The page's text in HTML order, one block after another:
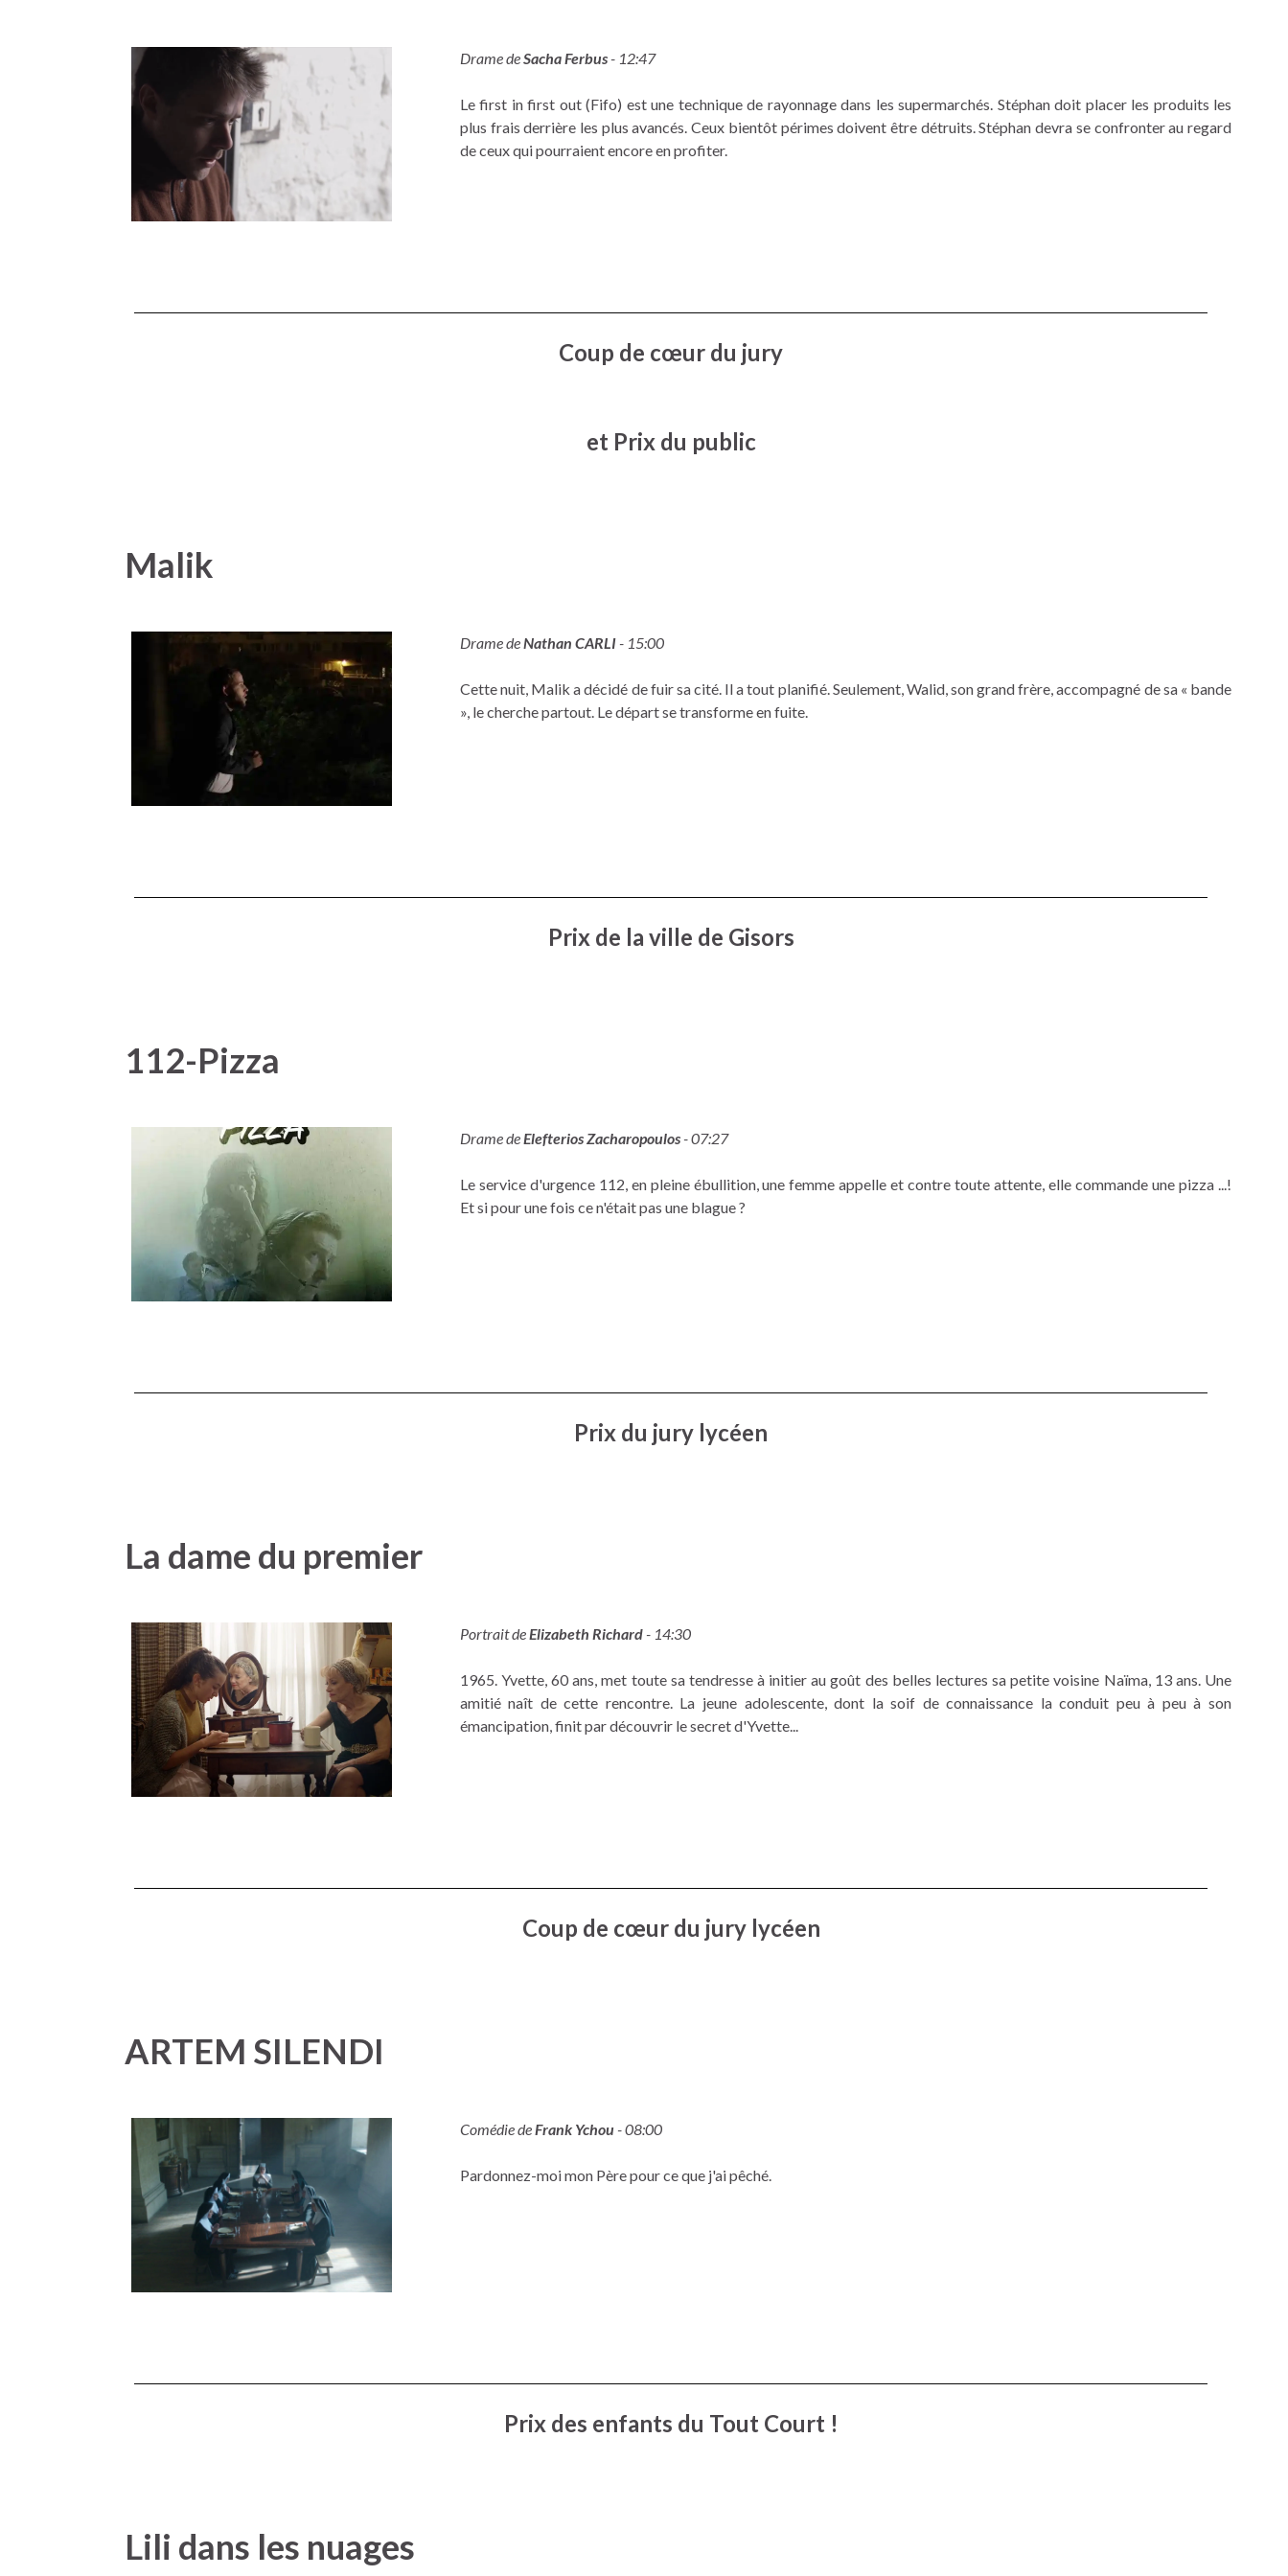
Drame deSacha Ferbus- 12:47
Le first in first out (Fifo) est une technique de rayonnage dans les supermarchés. Stéphan doit placer les produits les
plus frais derrière les plus avancés. Ceux bientôt périmes doivent être détruits. Stéphan devra se confronter au regard
de ceux qui pourraient encore en profiter.
Coup de cœur du jury
et Prix du public
Malik
Drame deNathan CARLI- 15:00
Cette nuit, Malik a décidé de fuir sa cité. Il a tout planifié. Seulement, Walid, son grand frère, accompagné de sa « bande
», le cherche partout. Le départ se transforme en fuite.
Prix de la ville de Gisors
112-Pizza
Drame deElefterios Zacharopoulos- 07:27
Le service d'urgence 112, en pleine ébullition, une femme appelle et contre toute attente, elle commande une pizza ...!
Et si pour une fois ce n'était pas une blague ?
Prix du jury lycéen
La dame du premier
Portrait deElizabeth Richard- 14:30
1965. Yvette, 60 ans, met toute sa tendresse à initier au goût des belles lectures sa petite voisine Naïma, 13 ans. Une
amitié naît de cette rencontre. La jeune adolescente, dont la soif de connaissance la conduit peu à peu à son
émancipation, finit par découvrir le secret d'Yvette...
Coup de cœur du jury lycéen
ARTEM SILENDI
Comédie de Frank Ychou- 08:00
Pardonnez-moi mon Père pour ce que j'ai pêché.
Prix des enfants du Tout Court !
Lili dans les nuages